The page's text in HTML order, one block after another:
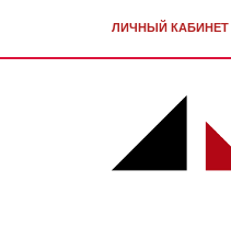
ЛИЧНЫЙ КАБИНЕТ